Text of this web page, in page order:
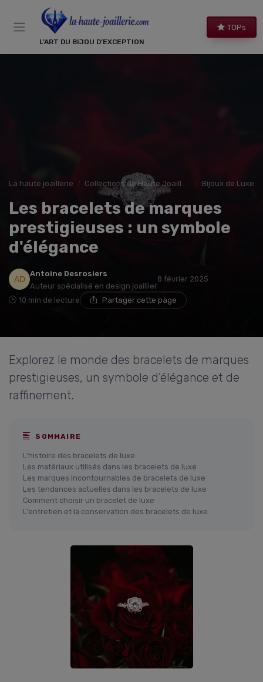
L’ART DU BIJOU D’EXCEPTION
TOPs
La haute joaillerie Collections de Haute Joaillerie Bijoux de Luxe
Les bracelets de marques
prestigieuses : un symbole
d'élégance
Antoine Desrosiers
Auteur spécialisé en design joaillier
8 février 2025
10 min de lecture Partager cette page
Explorez le monde des bracelets de marques
prestigieuses, un symbole d'élégance et de
raffinement.
SOMMAIRE
L'histoire des bracelets de luxe
Les matériaux utilisés dans les bracelets de luxe
Les marques incontournables de bracelets de luxe
Les tendances actuelles dans les bracelets de luxe
Comment choisir un bracelet de luxe
L'entretien et la conservation des bracelets de luxe
Panneau de gestion des cookies